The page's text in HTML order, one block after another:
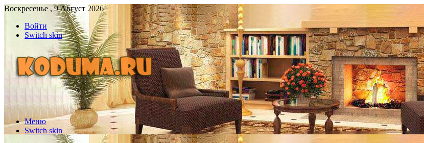
Воскресенье , 9 Август 2026
Войти
Switch skin
Меню
Switch skin